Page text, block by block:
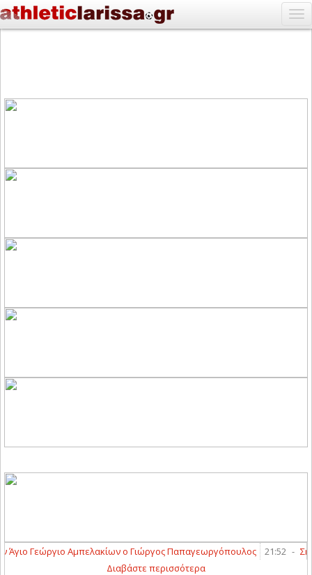
Γεώργιο Αμπελακίων ο Γιώργος Παπαγεωργόπουλος 21:52 -
Διαβάστε περισσότερα